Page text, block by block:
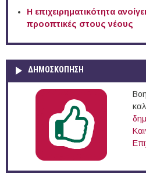
Η επιχειρηματικότητα
προοπτικές στους νέους
ΔΗΜΟΣΚΟΠΗΣΗ